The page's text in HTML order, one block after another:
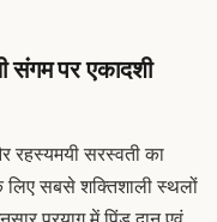
पर एकादशी
रहस्यमयी सरस्वती का
लिए सबसे शक्तिशाली स्थलों